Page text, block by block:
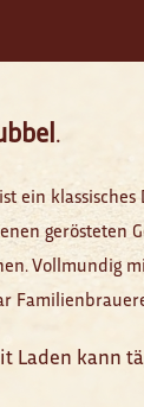
.
ein
gerösteten
Vollmundig
Laden kann